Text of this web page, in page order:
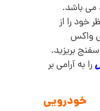
باشد.
خود را از
واکس
بریزید.
را به آرامی بر